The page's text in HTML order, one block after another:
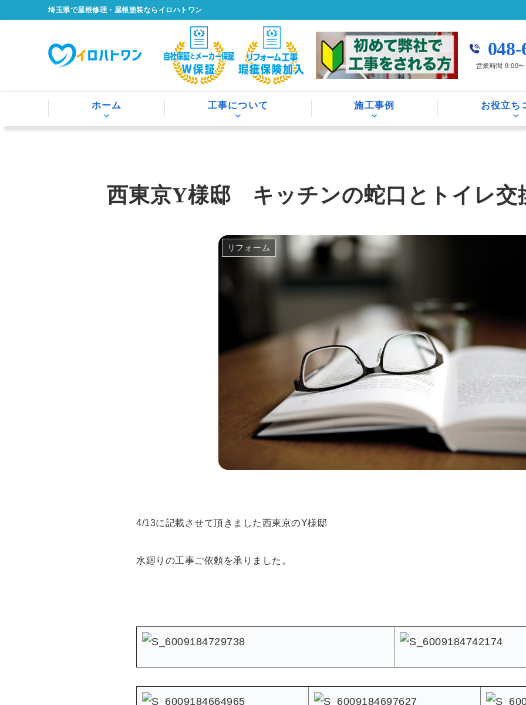
埼玉県で屋根修理・屋根塗装ならイロハトワン
営業時間 9:00
ホーム 工事について 施工事例 お役立ち
西東京Y様邸 キッチンの蛇口とトイレ
リフォーム
4/13に記載させて頂きました西東京のY様邸
水廻りの工事ご依頼を承りました。